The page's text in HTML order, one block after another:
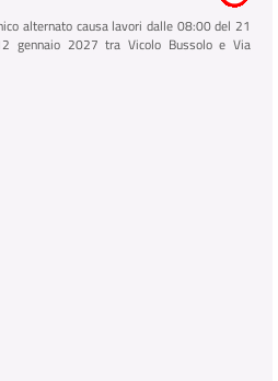
alternato causa lavori dalle 08:00 del 21
gennaio 2027 tra Vicolo Bussolo e Via